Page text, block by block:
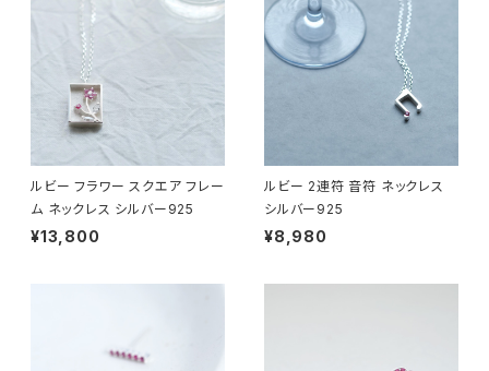
ルビー フラワー スクエア フレー
ム ネックレス シルバー925
¥13,800
ルビー 2連符 音符 ネックレス
シルバー925
¥8,980